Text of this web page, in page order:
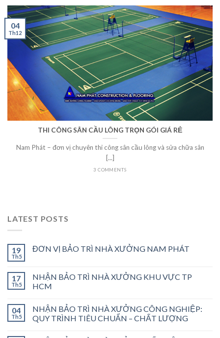
THI CÔNG SÂN CẦU LÔNG TRỌN GÓI GIÁ RẺ
Nam Phát – đơn vị chuyên thi công sân cầu lông và sửa chữa sân
[...]
3 COMMENTS
04
Th12
LATEST POSTS
19
Th5
ĐƠN VỊ BẢO TRÌ NHÀ XƯỞNG NAM PHÁT
17
Th5
NHẬN BẢO TRÌ NHÀ XƯỞNG KHU VỰC TP
HCM
04
Th5
NHẬN BẢO TRÌ NHÀ XƯỞNG CÔNG NGHIỆP:
QUY TRÌNH TIÊU CHUẨN – CHẤT LƯỢNG